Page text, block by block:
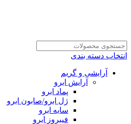
انتخاب دسته بندی
آرایشی و گریم
آرایش ابرو
پماد ابرو
ژل ابرو/صابون ابرو
سایه ابرو
فیبروز ابرو